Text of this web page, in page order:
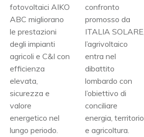
fotovoltaici AIKO
ABC migliorano
le prestazioni
degli impianti
agricoli e C&I con
efficienza
elevata,
sicurezza e
valore
energetico nel
lungo periodo.
confronto
promosso da
ITALIA SOLARE,
l’agrivoltaico
entra nel
dibattito
lombardo con
l’obiettivo di
conciliare
energia, territorio
e agricoltura.